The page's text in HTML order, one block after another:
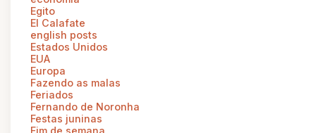
Egito
El Calafate
english posts
Estados Unidos
EUA
Europa
Fazendo as malas
Feriados
Fernando de Noronha
Festas juninas
Fim de semana